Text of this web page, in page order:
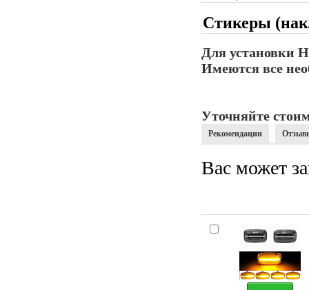
Стикеры
Для установки
Имеются все
Уточняйте
Рекомендации
Вас может